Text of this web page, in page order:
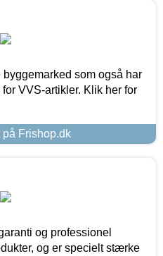
som også har
VVS-artikler. Klik her for
Frishop.dk
og professionel
og er specielt stærke